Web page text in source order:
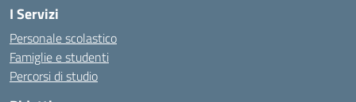
I Servizi
Personale scolastico
Famiglie e studenti
Percorsi di studio